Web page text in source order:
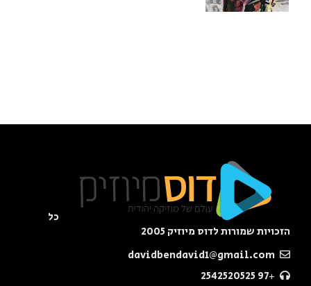
כל
הזכויות שמורות לדוס מיוזיק 2005
+97 2542520525